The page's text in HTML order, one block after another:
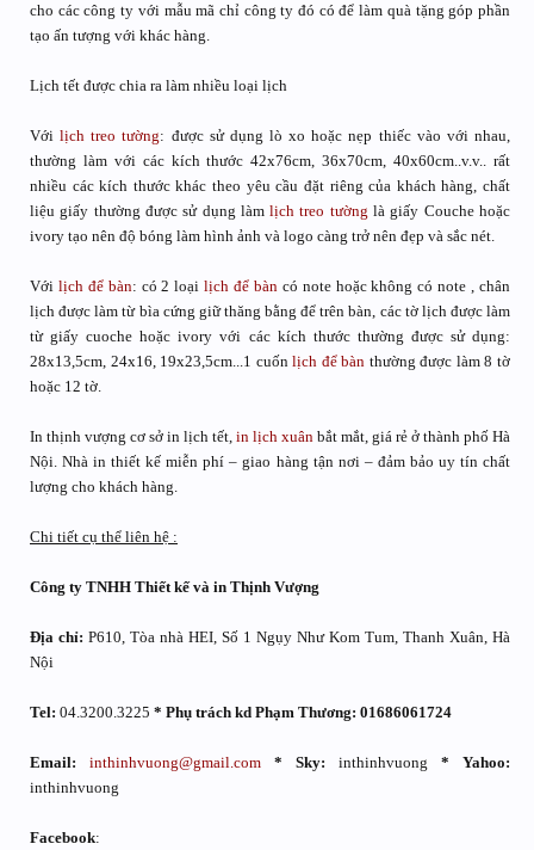
cho các công ty với mẫu mã chỉ công ty đó có để làm quà tặng góp phần
tạo ấn tượng với khác hàng.
Lịch tết được chia ra làm nhiều loại lịch
Vớilịch treo tường: được sử dụng lò xo hoặc nẹp thiếc vào với nhau,
thường làm với các kích thước 42x76cm, 36x70cm, 40x60cm..v.v.. rất
nhiều các kích thước khác theo yêu cầu đặt riêng của khách hàng, chất
liệu giấy thường được sử dụng làmlịch treo tường là giấy Couche hoặc
ivory tạo nên độ bóng làm hình ảnh và logo càng trở nên đẹp và sắc nét.
Với lịch để bàn: có 2 loạilịch để bàn có note hoặc không có note , chân
lịch được làm từ bìa cứng giữ thăng bằng để trên bàn, các tờ lịch được làm
từ giấy cuoche hoặc ivory với các kích thước thường được sử dụng:
28x13,5cm, 24x16, 19x23,5cm...1 cuốnlịch để bàn thường được làm 8 tờ
hoặc 12 tờ.
In thịnh vượng cơ sở in lịch tết, in lịch xuân bắt mắt, giá rẻ ở thành phố Hà
Nội. Nhà in thiết kế miễn phí – giao hàng tận nơi – đảm bảo uy tín chất
lượng cho khách hàng.
Chi tiết cụ thể liên hệ :
Công ty TNHH Thiết kế và in Thịnh Vượng
Địa chỉ: P610, Tòa nhà HEI, Số 1 Ngụy Như Kom Tum, Thanh Xuân, Hà
Nội
Tel: 04.3200.3225 * Phụ trách kd Phạm Thương: 01686061724
Email: inthinhvuong@gmail.com * Sky: inthinhvuong * Yahoo:
inthinhvuong
Facebook: